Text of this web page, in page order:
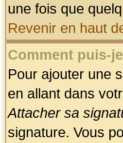
une fois que
Revenir en haut
Comment puis-
Pour ajouter une
en allant dans
Attacher sa
signature. Vous